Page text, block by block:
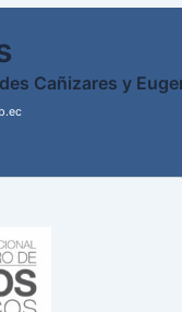
Cañizares y